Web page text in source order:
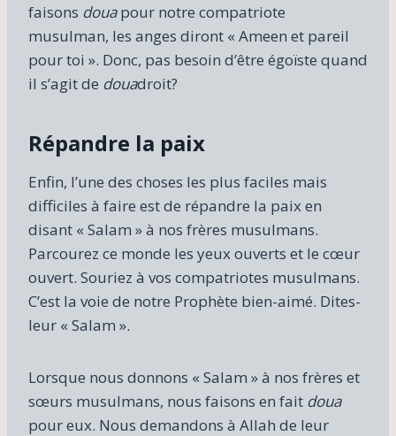
faisons douapour notre compatriote
musulman, les anges diront « Ameen et pareil
pour toi ». Donc, pas besoin d’être égoïste quand
il s’agit de douadroit?
Répandre la paix
Enfin, l’une des choses les plus faciles mais
difficiles à faire est de répandre la paix en
disant « Salam » à nos frères musulmans.
Parcourez ce monde les yeux ouverts et le cœur
ouvert. Souriez à vos compatriotes musulmans.
C’est la voie de notre Prophète bien-aimé. Dites-
leur « Salam ».
Lorsque nous donnons « Salam » à nos frères et
sœurs musulmans, nous faisons en fait doua
pour eux. Nous demandons à Allah de leur